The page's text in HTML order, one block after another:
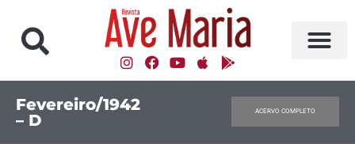
Fevereiro/1942
– D
ACERVO COMPLETO